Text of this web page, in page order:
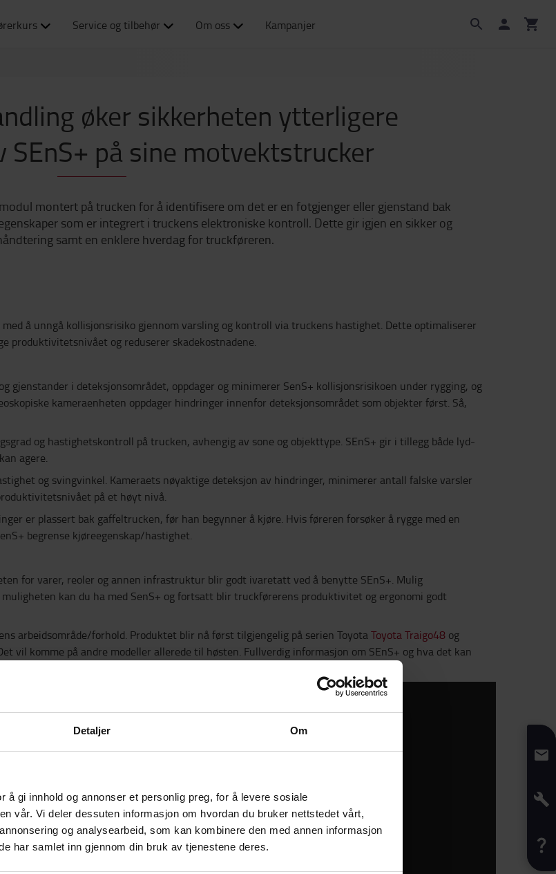
Detaljer Om
gi innhold og annonser et personlig preg, for å levere sosiale
vår. Vi deler dessuten informasjon om hvordan du bruker nettstedet vårt,
og analysearbeid, som kan kombinere den med annen informasjon
har samlet inn gjennom din bruk av tjenestene deres.
Service og tilbehør Om oss Kampanjer
øker sikkerheten ytterligere
SEnS+ på sine motvektstrucker
montert på trucken for å identifisere om det er en fotgjenger eller gjenstand bak
som er integrert i truckens elektroniske kontroll. Dette gir igjen en sikker og
samt en enklere hverdag for truckføreren.
å unngå kollisjonsrisiko gjennom varsling og kontroll via truckens hastighet. Dette optimaliserer
produktivitetsnivået og reduserer skadekostnadene.
i deteksjonsområdet, oppdager og minimerer SenS+ kollisjonsrisikoen under rygging, og
kameraenheten oppdager hindringer innenfor deteksjonsområdet som objekter først. Så,
og hastighetskontroll på trucken, avhengig av sone og objekttype. SEnS+ gir i tillegg både lyd-
agere.
og svingvinkel. Kameraets nøyaktige deteksjon av hindringer, minimerer antall falske varsler
på et høyt nivå.
er plassert bak gaffeltrucken, før han begynner å kjøre. Hvis føreren forsøker å rygge med en
begrense kjøreegenskap/hastighet.
for varer, reoler og annen infrastruktur blir godt ivaretatt ved å benytte SEnS+. Mulig
kan du ha med SenS+ og fortsatt blir truckførerens produktivitet og ergonomi godt
arbeidsområde/forhold. Produktet blir nå først tilgjengelig på serien ToyotaToyota Traigo48 og
vil komme på andre modeller allerede til høsten. Fullverdig informasjon om SEnS+ og hva det kan
Handling. Velg Trygt-Velg Toyota.